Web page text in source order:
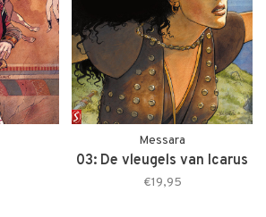
Messara
03: De vleugels van Icarus
€19,95